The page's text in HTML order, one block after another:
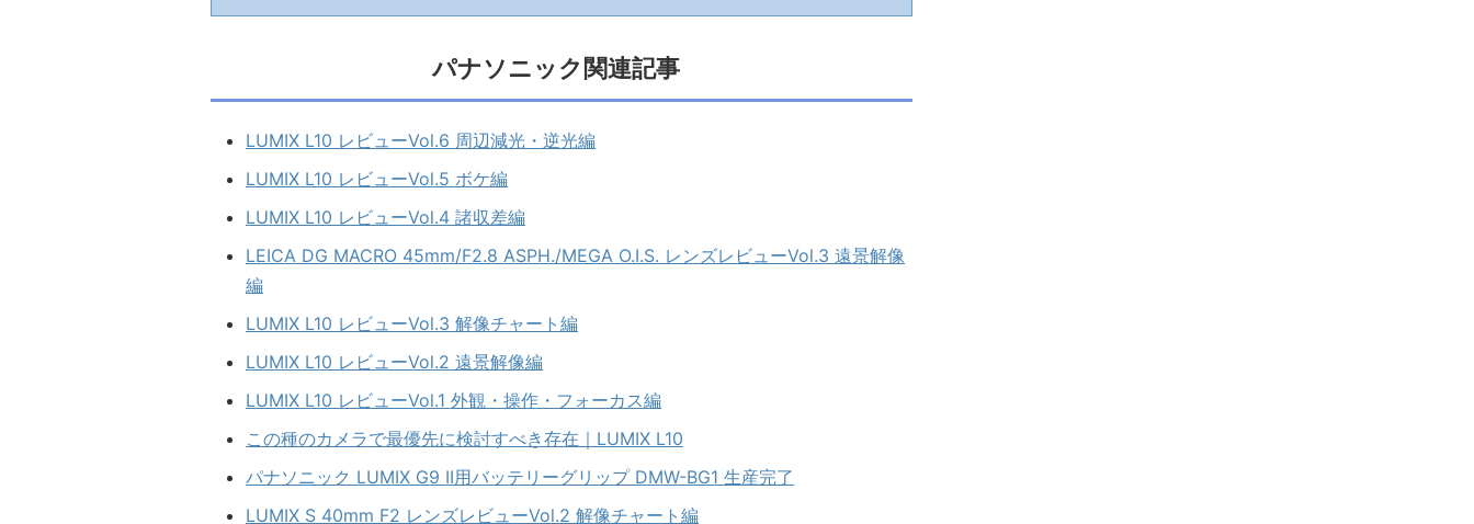
パナソニック関連記事
LUMIX L10 レビューVol.6 周辺減光・逆光編
LUMIX L10 レビューVol.5 ボケ編
LUMIX L10 レビューVol.4 諸収差編
LEICA DG MACRO 45mm/F2.8 ASPH./MEGA O.I.S. レンズレビューVol.3 遠景解像
編
LUMIX L10 レビューVol.3 解像チャート編
LUMIX L10 レビューVol.2 遠景解像編
LUMIX L10 レビューVol.1 外観・操作・フォーカス編
この種のカメラで最優先に検討すべき存在｜LUMIX L10
パナソニック LUMIX G9 II用バッテリーグリップ DMW-BG1 生産完了
LUMIX S 40mm F2 レンズレビューVol.2 解像チャート編